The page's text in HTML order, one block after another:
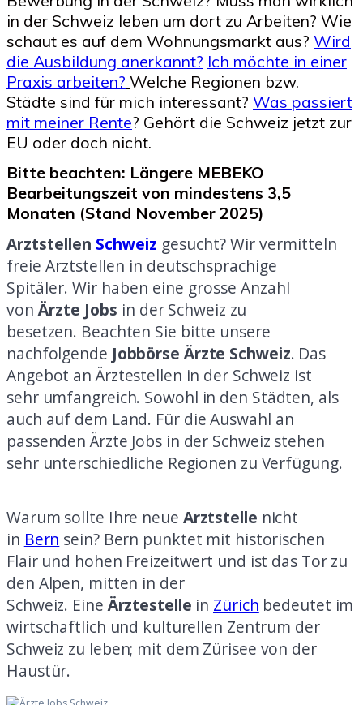
in der Schweiz leben um dort zu Arbeiten? Wie
schaut es auf dem Wohnungsmarkt aus? Wird
die Ausbildung anerkannt? Ich möchte in einer
Praxis arbeiten? Welche Regionen bzw.
Städte sind für mich interessant? Was passiert
mit meiner Rente? Gehört die Schweiz jetzt zur
EU oder doch nicht.
Bitte beachten: Längere MEBEKO
Bearbeitungszeit von mindestens 3,5
Monaten (Stand November 2025)
Arztstellen Schweiz gesucht? Wir vermitteln
freie Arztstellen in deutschsprachige
Spitäler. Wir haben eine grosse Anzahl
vonÄrzte Jobs in der Schweiz zu
besetzen. Beachten Sie bitte unsere
nachfolgende Jobbörse Ärzte Schweiz. Das
Angebot an Ärztestellen in der Schweiz ist
sehr umfangreich. Sowohl in den Städten, als
auch auf dem Land. Für die Auswahl an
passenden Ärzte Jobs in der Schweiz stehen
sehr unterschiedliche Regionen zu Verfügung.
Warum sollte Ihre neue Arztstelle nicht
in Bern sein? Bern punktet mit historischen
Flair und hohen Freizeitwert und ist das Tor zu
den Alpen, mitten in der
Schweiz. EineÄrztestelle in Zürich bedeutet im
wirtschaftlich und kulturellen Zentrum der
Schweiz zu leben; mit dem Zürisee von der
Haustür.